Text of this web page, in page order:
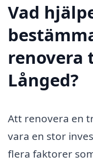
Vad
renovera
Långed?
Att renovera en
vara en stor
flera faktorer